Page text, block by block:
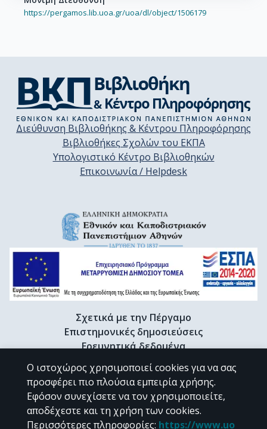
https://pergamos.lib.uoa.gr/uoa/dl/object/1506179
Διεύθυνση Βιβλιοθήκης & Κέντρου Πληροφόρησης
Βιβλιοθήκες Σχολών του ΕΚΠΑ
Υπολογιστικό Κέντρο Βιβλιοθηκών
Επικοινωνία / Helpdesk
Σχετικά με την Πέργαμο
Επιστημονικές δημοσιεύσεις
Ερευνητικά δεδομένα
Διδακτορικές διατριβές & Γκρίζα βιβλιογραφία
Προφίλ Ερευνητή
CC BY-NC 4.0
Ο ιστοχώρος χρησιμοποιεί cookies για να σας
προσφέρει πιο πλούσια εμπειρία χρήσης.
Εφόσον συνεχίσετε να τον χρησιμοποιείτε,
αποδέχεστε και τη χρήση των cookies.
Περισσότερες πληροφορίες: https://www.uo